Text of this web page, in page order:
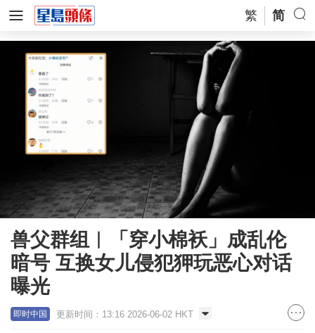
繁 简
兽父群组︱「穿小棉袄」成乱伦
暗号 互换女儿侵犯狎玩恶心对话
曝光
即时中国 更新时间：13:16 2026-06-02 HKT